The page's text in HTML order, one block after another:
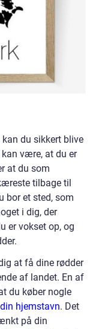
du sikkert blive
være, at du er
at du som
tilbage til
bor et sted, som
i dig, der
er vokset op, og
at få dine rødder
af landet. En af
du køber nogle
hjemstavn. Det
på din